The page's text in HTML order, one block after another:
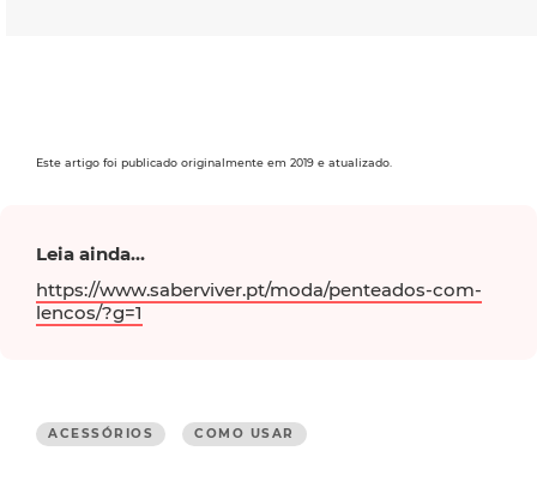
Este artigo foi publicado originalmente em 2019 e atualizado.
Leia ainda...
https://www.saberviver.pt/moda/penteados-com-
lencos/?g=1
ACESSÓRIOS COMO USAR